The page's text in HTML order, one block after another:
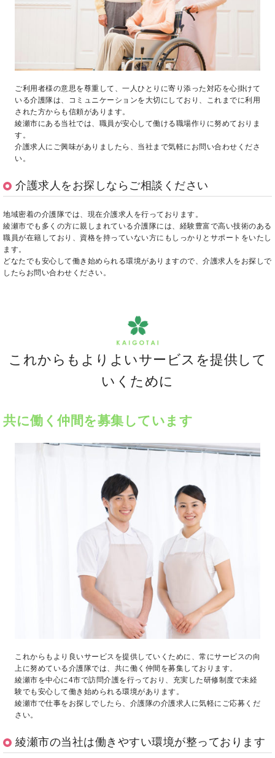
ご利用者様の意思を尊重して、一人ひとりに寄り添った対応を心掛けて
いる介護隊は、コミュニケーションを大切にしており、これまでに利用
された方からも信頼があります。
綾瀬市にある当社では、職員が安心して働ける職場作りに努めておりま
す。
介護求人にご興味がありましたら、当社まで気軽にお問い合わせくださ
い。
介護求人をお探しならご相談ください
地域密着の介護隊では、現在介護求人を行っております。
綾瀬市でも多くの方に親しまれている介護隊には、経験豊富で高い技術のある
職員が在籍しており、資格を持っていない方にもしっかりとサポートをいたし
ます。
どなたでも安心して働き始められる環境がありますので、介護求人をお探しで
したらお問い合わせください。
これからもよりよいサービスを提供して
いくために
共に働く仲間を募集しています
これからもより良いサービスを提供していくために、常にサービスの向
上に努めている介護隊では、共に働く仲間を募集しております。
綾瀬市を中心に4市で訪問介護を行っており、充実した研修制度で未経
験でも安心して働き始められる環境があります。
綾瀬市で仕事をお探しでしたら、介護隊の介護求人に気軽にご応募くだ
さい。
綾瀬市の当社は働きやすい環境が整っております